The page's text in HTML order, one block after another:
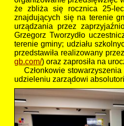
że zbliża się rocznica 25-
znajdujących się na terenie
urządzania przez
Grzegorz Tworzydło
terenie gminy; udziału
przedstawiła realizowany
gb.com/) oraz zaprosiła na
Członkowie stowarzyszenia
udzieleniu zarządowi